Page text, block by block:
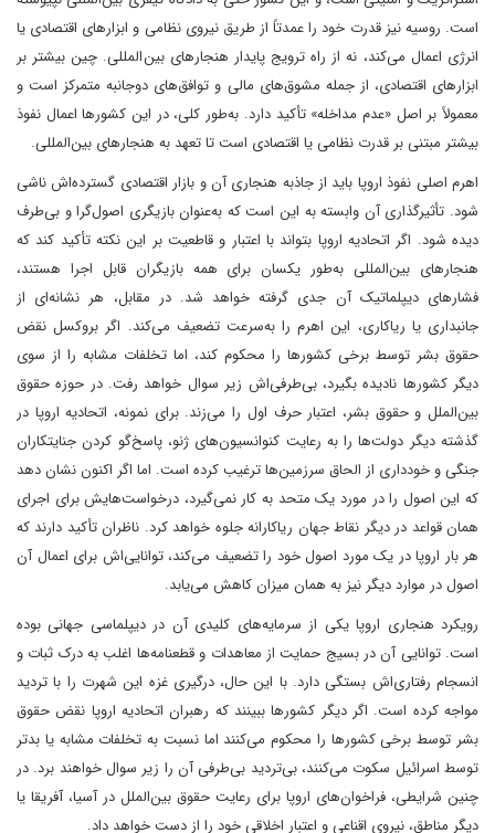
است. روسیه نیز قدرت خود را عمدتاً از طریق نیروی نظامی و ابزارهای اقتصادی یا
انرژی اعمال می‌کند، نه از راه ترویج پایدار هنجارهای بین‌المللی. چین بیشتر بر
ابزارهای اقتصادی، از جمله مشوق‌های مالی و توافق‌های دوجانبه متمرکز است و
معمولاً بر اصل «عدم مداخله» تأکید دارد. به‌طور کلی، در این کشورها اعمال نفوذ
بیشتر مبتنی بر قدرت نظامی یا اقتصادی است تا تعهد به هنجارهای بین‌المللی.
اهرم اصلی نفوذ اروپا باید از جاذبه هنجاری آن و بازار اقتصادی گسترده‌اش ناشی
شود. تأثیرگذاری آن وابسته به این است که به‌عنوان بازیگری اصول‌گرا و بی‌طرف
دیده شود. اگر اتحادیه اروپا بتواند با اعتبار و قاطعیت بر این نکته تأکید کند که
هنجارهای بین‌المللی به‌طور یکسان برای همه بازیگران قابل اجرا هستند،
فشارهای دیپلماتیک آن جدی گرفته خواهد شد. در مقابل، هر نشانه‌ای از
جانبداری یا ریاکاری، این اهرم را به‌سرعت تضعیف می‌کند. اگر بروکسل نقض
حقوق بشر توسط برخی کشورها را محکوم کند، اما تخلفات مشابه را از سوی
دیگر کشورها نادیده بگیرد، بی‌طرفی‌اش زیر سوال خواهد رفت. در حوزه حقوق
بین‌الملل و حقوق بشر، اعتبار حرف اول را می‌زند. برای نمونه، اتحادیه اروپا در
گذشته دیگر دولت‌ها را به رعایت کنوانسیون‌های ژنو، پاسخ‌گو کردن جنایتکاران
جنگی و خودداری از الحاق سرزمین‌ها ترغیب کرده است. اما اگر اکنون نشان دهد
که این اصول را در مورد یک متحد به کار نمی‌گیرد، درخواست‌هایش برای اجرای
همان قواعد در دیگر نقاط جهان ریاکارانه جلوه خواهد کرد. ناظران تأکید دارند که
هر بار اروپا در یک مورد اصول خود را تضعیف می‌کند، توانایی‌اش برای اعمال آن
اصول در موارد دیگر نیز به همان میزان کاهش می‌یابد.
رویکرد هنجاری اروپا یکی از سرمایه‌های کلیدی آن در دیپلماسی جهانی بوده
است. توانایی آن در بسیج حمایت از معاهدات و قطعنامه‌ها اغلب به درک ثبات و
انسجام رفتاری‌اش بستگی دارد. با این حال، درگیری غزه این شهرت را با تردید
مواجه کرده است. اگر دیگر کشورها ببینند که رهبران اتحادیه اروپا نقض حقوق
بشر توسط برخی کشورها را محکوم می‌کنند اما نسبت به تخلفات مشابه یا بدتر
توسط اسرائیل سکوت می‌کنند، بی‌تردید بی‌طرفی آن را زیر سوال خواهند برد. در
چنین شرایطی، فراخوان‌های اروپا برای رعایت حقوق بین‌الملل در آسیا، آفریقا یا
دیگر مناطق، نیروی اقناعی و اعتبار اخلاقی خود را از دست خواهد داد.